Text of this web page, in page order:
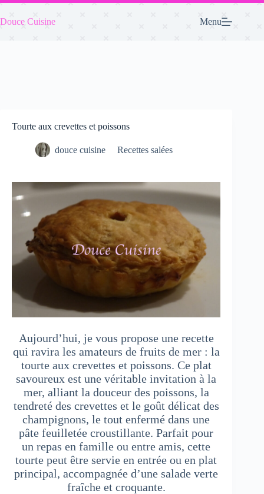
Passer
contenu
Douce Cuisine Menu
Tourte aux crevettes et poissons
douce cuisine Recettes salées
Aujourd’hui, je vous propose une recette
qui ravira les amateurs de fruits de mer : la
tourte aux crevettes et poissons. Ce plat
savoureux est une véritable invitation à la
mer, alliant la douceur des poissons, la
tendreté des crevettes et le goût délicat des
champignons, le tout enfermé dans une
pâte feuilletée croustillante. Parfait pour
un repas en famille ou entre amis, cette
tourte peut être servie en entrée ou en plat
principal, accompagnée d’une salade verte
fraîche et croquante.